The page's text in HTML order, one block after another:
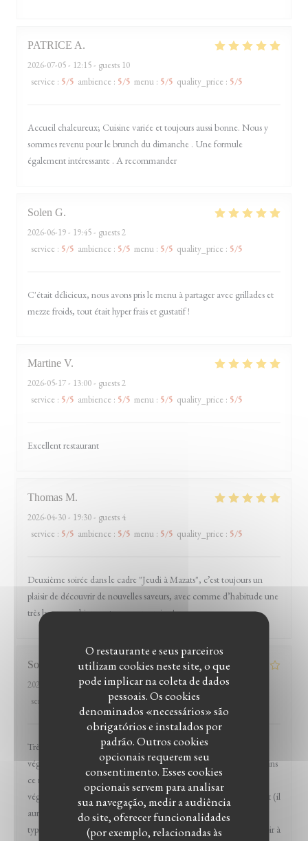
O restaurante e seus parceiros
utilizam cookies neste site, o que
pode implicar na coleta de dados
pessoais. Os cookies
denominados «necessários» são
obrigatórios e instalados por
padrão. Outros cookies
opcionais requerem seu
consentimento. Esses cookies
opcionais servem para analisar
sua navegação, medir a audiência
do site, oferecer funcionalidades
(por exemplo, relacionadas às
PATRICE A
2026-07-05- 12:15 - guests 10
service : 5/5 ambience : 5/5 menu : 5/5 quality_price : 5/5
Accueil chaleureux; Cuisine variée et toujours aussi bonne. Nous y
sommes revenu pour le brunch du dimanche . Une formule
également intéressante . A recommander
Solen G
2026-06-19- 19:45 - guests 2
service : 5/5 ambience : 5/5 menu : 5/5 quality_price : 5/5
C'était délicieux, nous avons pris le menu à partager avec grillades et
mezze froids, tout était hyper frais et gustatif !
Martine V
2026-05-17- 13:00 - guests 2
service : 5/5 ambience : 5/5 menu : 5/5 quality_price : 5/5
Excellent restaurant
Thomas M
2026-04-30- 19:30 - guests 4
service : 5/5 ambience : 5/5 menu : 5/5 quality_price : 5/5
Deuxième soirée dans le cadre "Jeudi à Mazats", c’est toujours un
plaisir de découvrir de nouvelles saveurs, avec comme d’habitude une
très bonne ambiance et un super service !
Sophie
2026-04-11
- 19:00 - guests 4
service
ambience:5/5 menu:4 /5 quality_price
Très bon accueil, ambiance agréable et nombreuses options
végétariennes dont un plat entier (l'assiette végétarienne), néanmoins
ce restaurant m'était indiqué comme disposant d'options
végétaliennes et au final, à part quelques entrées, il n'y en a pas tant (il
aurait fallu composer l'assiette végétarienne sur mesure, c'est
typiquement ces demandes d'ajustements que j'apprécie ne pas avoir à